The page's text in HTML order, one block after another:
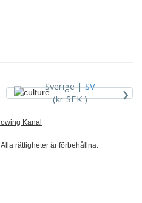
Sverige |SV
(kr SEK )
›
Kanal
rättigheter är förbehållna.